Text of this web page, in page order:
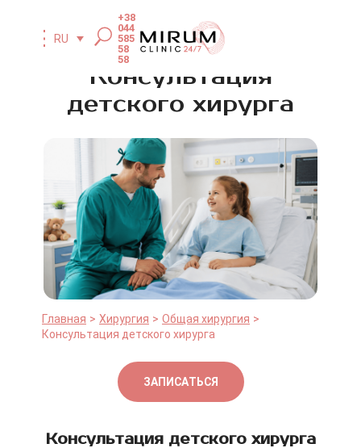
RU
+38
044
585
58
58
Консультация
детского хирурга
Главная Хирургия
Общая хирургия
Консультация детского хирурга
ЗАПИСАТЬСЯ
Консультация детского хирурга